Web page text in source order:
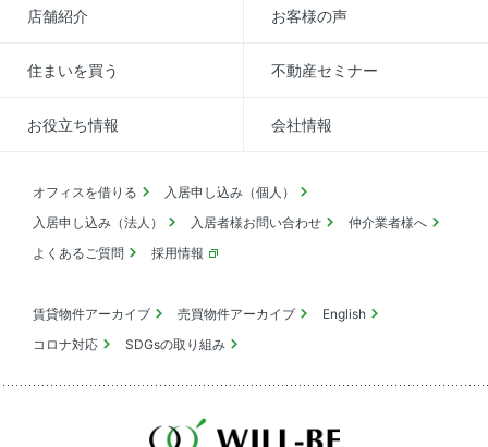
店舗紹介 お客様の声
住まいを買う 不動産セミナー
お役立ち情報 会社情報
オフィスを借りる
入居申し込み（個人）
入居申し込み（法人）
入居者様お問い合わせ
仲介業者様へ
よくあるご質問
採用情報
賃貸物件アーカイブ 売買物件アーカイブ
English
コロナ対応
SDGsの取り組み